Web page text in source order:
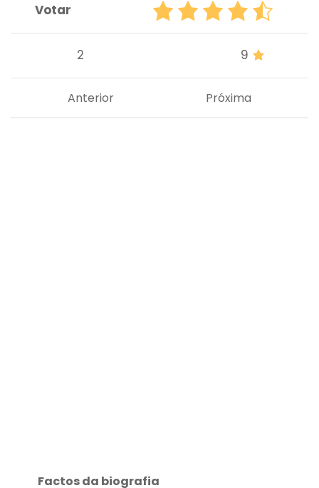
Votar
2 9
Próxima
Anterior
Factos da biografia